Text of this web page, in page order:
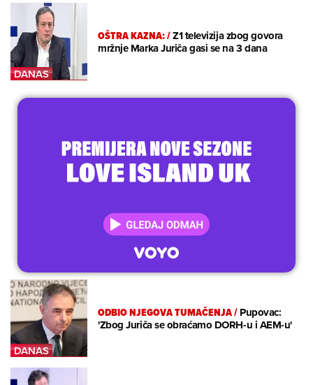
OŠTRA KAZNA:/Z1 televizija zbog govora
mržnje Marka Juriča gasi se na 3 dana
ODBIO NJEGOVA TUMAČENJA/Pupovac:
'Zbog Juriča se obraćamo DORH-u i AEM-u'